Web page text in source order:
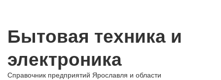
Бытовая техника и
электроника
Справочник предприятий Ярославля и области